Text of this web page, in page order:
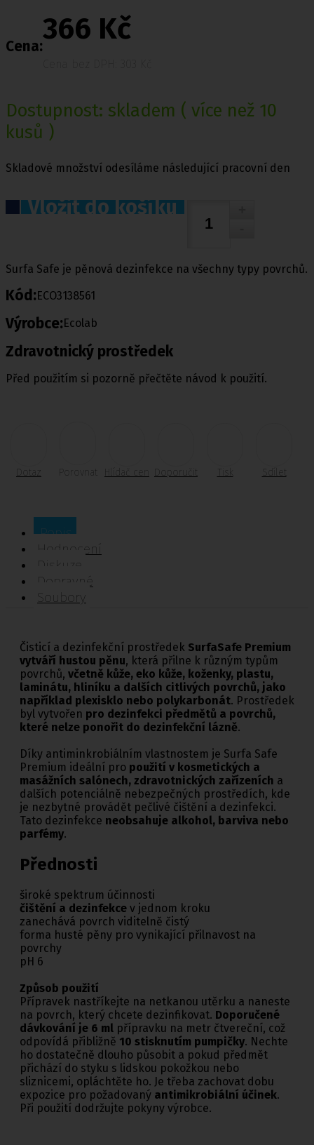
Cena:
366 Kč
Dostupnost: skladem ( více než 10
kusů )
Skladové množství odesíláme následující pracovní den
Vložit do košíku
Surfa Safe je pěnová dezinfekce na všechny typy povrchů.
Kód:ECO3138561
Výrobce:Ecolab
Zdravotnický prostředek
Před použitím si pozorně přečtěte návod k použití.
Dotaz Porovnat Doporučit Tisk Sdílet
Popis
Hodnocení
Diskuze
Dopravné
Soubory
Čisticí a dezinfekční prostředek SurfaSafe Premium
vytváří hustou pěnu, která přilne k různým typům
povrchů, včetně kůže, eko kůže, koženky, plastu,
laminátu, hliníku a dalších citlivých povrchů, jako
například plexisklo nebo polykarbonát. Prostředek
byl vytvořen pro dezinfekci předmětů a povrchů,
které nelze ponořit do dezinfekční lázně.
Díky antiminkrobiálním vlastnostem je Surfa Safe
Premium ideální pro použití v kosmetických a
masážních salónech, zdravotnických zařízeních a
dalších potenciálně nebezpečných prostředích, kde
je nezbytné provádět pečlivé čištění a dezinfekci.
Tato dezinfekce neobsahuje alkohol, barviva nebo
parfémy.
Přednosti
široké spektrum účinnosti
čištění a dezinfekce v jednom kroku
zanechává povrch viditelně čistý
forma husté pěny pro vynikající přilnavost na
povrchy
pH 6
Způsob použití
Přípravek nastříkejte na netkanou utěrku a naneste
na povrch, který chcete dezinfikovat. Doporučené
dávkování je 6 ml přípravku na metr čtvereční, což
odpovídá přibližně 10 stisknutím pumpičky. Nechte
ho dostatečně dlouho působit a pokud předmět
přichází do styku s lidskou pokožkou nebo
sliznicemi, opláchtěte ho. Je třeba zachovat dobu
expozice pro požadovaný antimikrobiální účinek.
Při použití dodržujte pokyny výrobce.